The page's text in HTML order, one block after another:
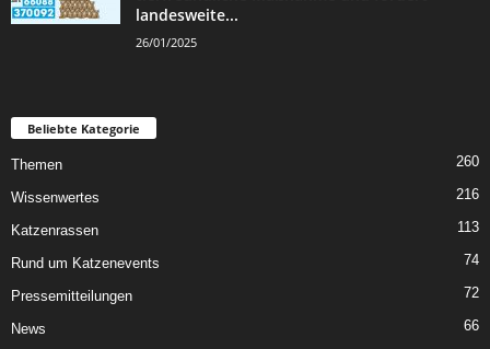
landesweite...
26/01/2025
Beliebte Kategorie
Themen 260
Wissenwertes 216
Katzenrassen 113
Rund um Katzenevents 74
Pressemitteilungen 72
News 66